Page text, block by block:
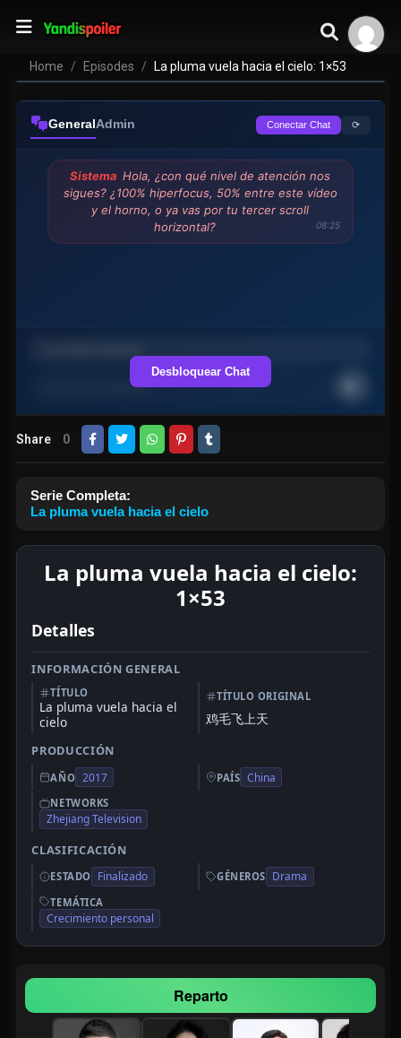
Home Episodes La pluma vuela hacia el cielo: 1×53
GeneralAdmin Conectar Chat ⟳
Sistema Hola, ¿con qué nivel de atención nos
sigues? ¿100% hiperfocus, 50% entre este vídeo
y el horno, o ya vas por tu tercer scroll
horizontal?
08:25
Desbloquear Chat
Share 0
Serie Completa:
La pluma vuela hacia el cielo
La pluma vuela hacia el cielo:
1×53
Detalles
INFORMACIÓN GENERAL
TÍTULO
La pluma vuela hacia el
cielo
TÍTULO ORIGINAL
鸡毛飞上天
PRODUCCIÓN
AÑO 2017 PAÍS China
NETWORKS
Zhejiang Television
CLASIFICACIÓN
ESTADO Finalizado GÉNEROS Drama
TEMÁTICA
Crecimiento personal
Reparto